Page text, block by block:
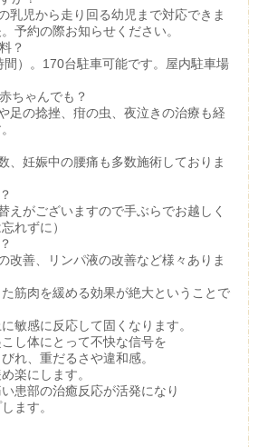
乳児から走り回る幼児まで対応できま
予約の際お知らせください。
？
）。170台駐車可能です。屋内駐車場
ちゃんでも？
足の捻挫、疳の虫、夜泣きの治療も経
、妊娠中の腰痛も多数施術しておりま
えがございますので手ぶらでお越しく
れずに）
改善、リンパ液の改善など様々ありま
筋肉を緩める効果が絶大ということで
敏感に反応して固くなります。
し体にとって不快な信号を
れ、重だるさや違和感。
楽にします。
患部の治癒反応が活発になり
ます。